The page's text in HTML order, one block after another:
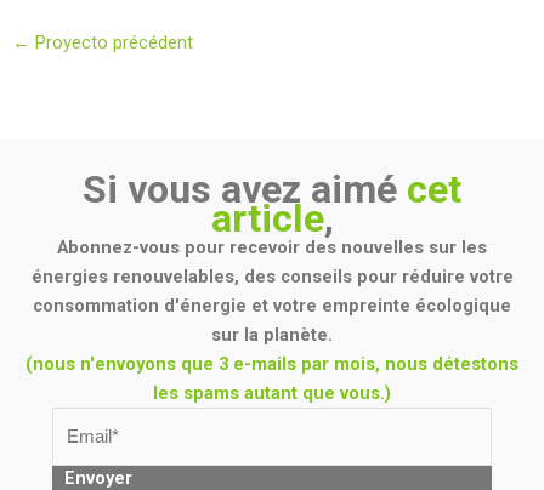
← Proyecto précédent
Si vous avez aimé cet
article,
Abonnez-vous pour recevoir des nouvelles sur les
énergies renouvelables, des conseils pour réduire votre
consommation d'énergie et votre empreinte écologique
sur la planète.
(nous n'envoyons que 3 e-mails par mois, nous détestons
les spams autant que vous.)
Envoyer